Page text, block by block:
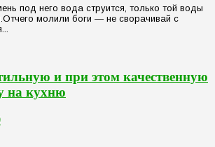
под него вода струится, только той воды
молили боги — не сворачивай с
и при этом качественную
на кухню